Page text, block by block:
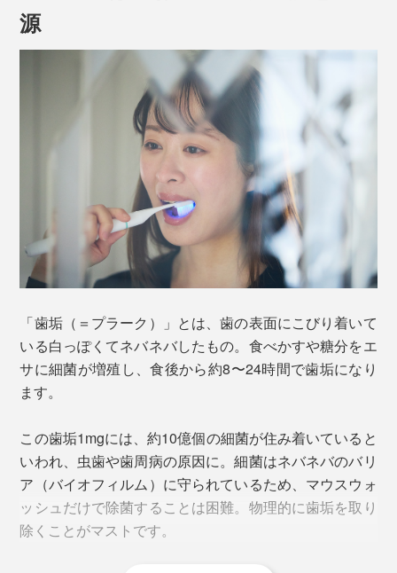
源
「歯垢（＝プラーク）」とは、歯の表面にこびり着いて
いる白っぽくてネバネバしたもの。食べかすや糖分をエ
サに細菌が増殖し、食後から約8〜24時間で歯垢になり
ます。
この歯垢1mgには、約10億個の細菌が住み着いていると
いわれ、虫歯や歯周病の原因に。細菌はネバネバのバリ
ア（バイオフィルム）に守られているため、マウスウォ
ッシュだけで除菌することは困難。物理的に歯垢を取り
除くことがマストです。